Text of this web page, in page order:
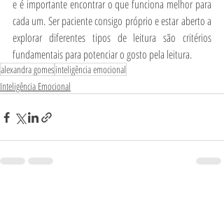
e é importante encontrar o que funciona melhor para
cada um. Ser paciente consigo próprio e estar aberto a
explorar diferentes tipos de leitura são critérios
fundamentais para potenciar o gosto pela leitura.
alexandra gomesinteligência emocional
Inteligência Emocional